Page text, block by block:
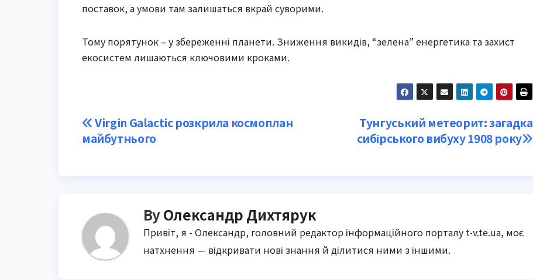
поставок, а умови там залишаться вкрай суворими.
Тому порятунок – у збереженні планети. Зниження викидів, “зелена” енергетика та захист
екосистем лишаються ключовими кроками.
Post
navigation
Тунгуський метеорит: загадка
сибірського вибуху 1908 року
Virgin Galactic розкрила космоплан
майбутнього
ByОлександр Дихтярук
Привіт, я - Олександр, головний редактор інформаційного порталу t-v.te.ua, моє
натхнення — відкривати нові знання й ділитися ними з іншими.